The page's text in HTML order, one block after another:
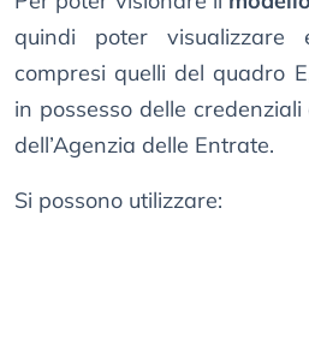
quindi poter
compresi quelli del quadro
in possesso delle
dell’Agenzia delle Entrate.
Si possono utilizzare: